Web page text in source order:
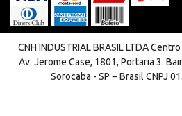
CNH INDUSTRIAL BRASIL LTDA
Av. Jerome Case, 1801, Portaria 3.
Sorocaba - SP − Brasil CNPJ